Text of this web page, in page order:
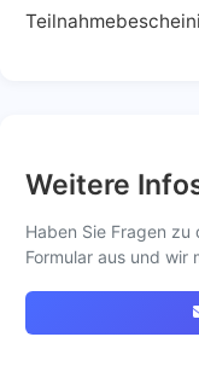
Weitere
Haben Sie Fragen zu
Formular aus und wir